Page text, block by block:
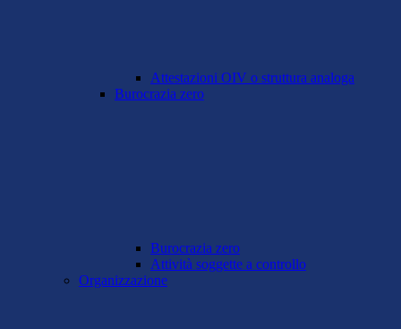
Attestazioni OIV o struttura analoga
Burocrazia zero
Burocrazia zero
Attività soggette a controllo
Organizzazione